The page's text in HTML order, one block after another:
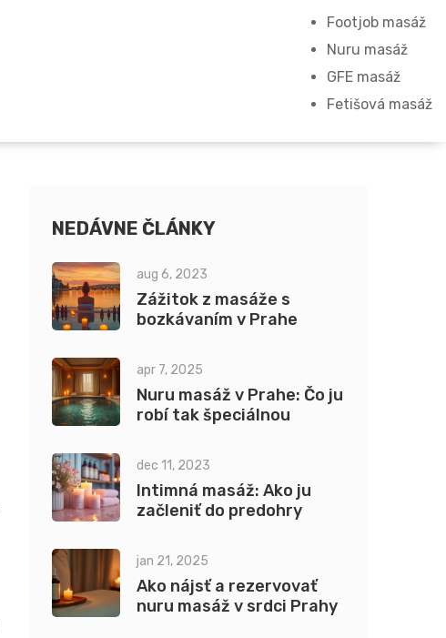
Footjob masáž
Nuru masáž
GFE masáž
Fetišová masáž
NEDÁVNE ČLÁNKY
aug 6, 2023
Zážitok z masáže s
bozkávaním v Prahe
apr 7, 2025
Nuru masáž v Prahe: Čo ju
robí tak špeciálnou
dec 11, 2023
Intimná masáž: Ako ju
začleniť do predohry
jan 21, 2025
Ako nájsť a rezervovať
nuru masáž v srdci Prahy